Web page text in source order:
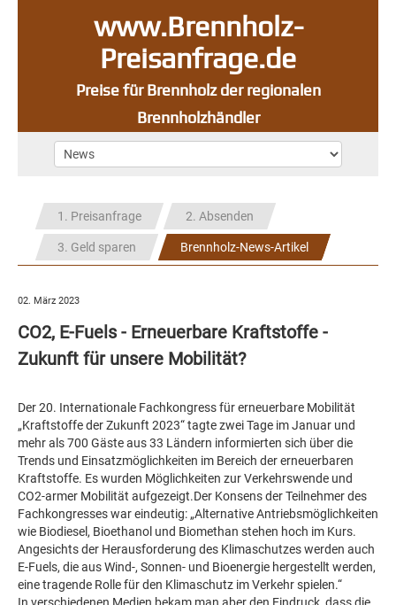
www.Brennholz-
Preisanfrage.de
Preise für Brennholz der regionalen
Brennholzhändler
1. Preisanfrage 2. Absenden
3. Geld sparen Brennholz-News-Artikel
02. März 2023
CO2, E-Fuels - Erneuerbare Kraftstoffe -
Zukunft für unsere Mobilität?
Der 20. Internationale Fachkongress für erneuerbare Mobilität
„Kraftstoffe der Zukunft 2023“ tagte zwei Tage im Januar und
mehr als 700 Gäste aus 33 Ländern informierten sich über die
Trends und Einsatzmöglichkeiten im Bereich der erneuerbaren
Kraftstoffe. Es wurden Möglichkeiten zur Verkehrswende und
CO2-armer Mobilität aufgezeigt.Der Konsens der Teilnehmer des
Fachkongresses war eindeutig: „Alternative Antriebsmöglichkeiten
wie Biodiesel, Bioethanol und Biomethan stehen hoch im Kurs.
Angesichts der Herausforderung des Klimaschutzes werden auch
E-Fuels, die aus Wind-, Sonnen- und Bioenergie hergestellt werden,
eine tragende Rolle für den Klimaschutz im Verkehr spielen.“